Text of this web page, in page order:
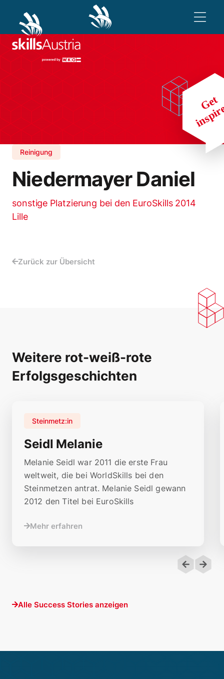
Reinigung
Niedermayer Daniel
sonstige Platzierung bei den EuroSkills 2014
Lille
Zurück zur Übersicht
Weitere rot-weiß-rote
Erfolgsgeschichten
Seidl Melanie
Steinmetz:in
Melanie Seidl war 2011 die erste Frau
weltweit, die bei WorldSkills bei den
Steinmetzen antrat. Melanie Seidl gewann
2012 den Titel bei EuroSkills
Mehr erfahren
Alle Success Stories anzeigen